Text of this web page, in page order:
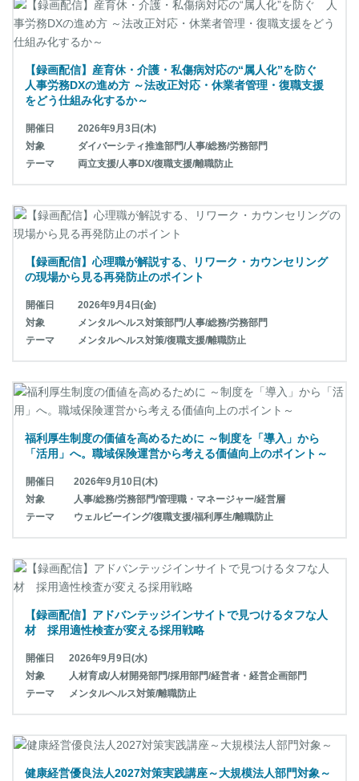
【録画配信】産育休・介護・私傷病対応の“属人化”を防ぐ
人事労務DXの進め方 ～法改正対応・休業者管理・復職支援
をどう仕組み化するか～
開催日
2026年9月3日(木)
対象
ダイバーシティ推進部門/人事/総務/労務部門
テーマ
両立支援/人事DX/復職支援/離職防止
【録画配信】心理職が解説する、リワーク・カウンセリング
の現場から見る再発防止のポイント
開催日
2026年9月4日(金)
対象
メンタルヘルス対策部門/人事/総務/労務部門
テーマ
メンタルヘルス対策/復職支援/離職防止
福利厚生制度の価値を高めるために ～制度を「導入」から
「活用」へ。職域保険運営から考える価値向上のポイント～
開催日
2026年9月10日(木)
対象
人事/総務/労務部門/管理職・マネージャー/経営層
テーマ
ウェルビーイング/復職支援/福利厚生/離職防止
【録画配信】アドバンテッジインサイトで見つけるタフな人
材 採用適性検査が変える採用戦略
開催日
2026年9月9日(水)
対象
人材育成/人材開発部門/採用部門/経営者・経営企画部門
テーマ
メンタルヘルス対策/離職防止
健康経営優良法人2027対策実践講座～大規模法人部門対象～